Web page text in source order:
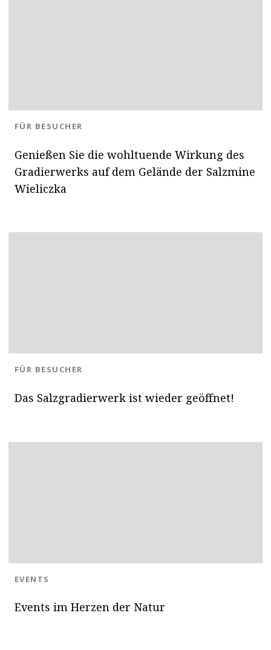
Genießen Sie die wohltuende Wirkung des
Gradierwerks auf dem Gelände der Salzmine
Wieliczka
BLOG.CATEGORY
FÜR BESUCHER
Das Salzgradierwerk ist wieder geöffnet!
BLOG.CATEGORY
FÜR BESUCHER
Events im Herzen der Natur
BLOG.CATEGORY
EVENTS